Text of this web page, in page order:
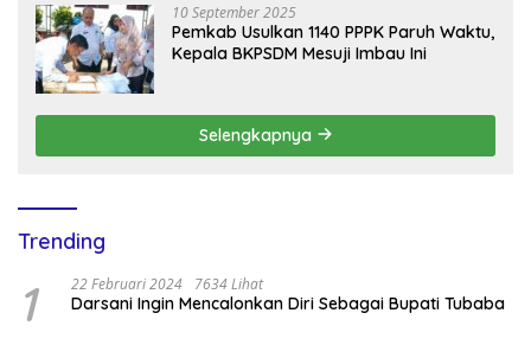
10 September 2025
Pemkab Usulkan 1140 PPPK Paruh Waktu,
Kepala BKPSDM Mesuji Imbau Ini
Selengkapnya
Trending
1 22 Februari 2024 7634 Lihat
Darsani Ingin Mencalonkan Diri Sebagai Bupati Tubaba